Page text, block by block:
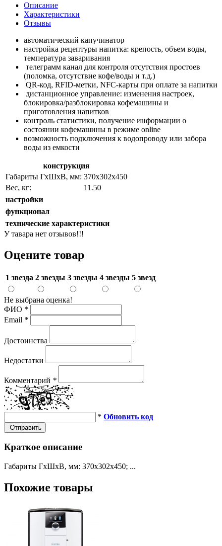
Описание
Характеристики
Отзывы
автоматический капучинатор
настройка рецептуры напитка: крепость, объем воды,
температура заваривания
телеграмм канал для контроля отсутствия простоев
(поломка, отсутствие кофе/воды и т.д.)
QR-код, RFID-метки, NFC-карты при оплате за напитки
дистанционное управление: изменения настроек,
блокировка/разблокировка кофемашины и
приготовления напитков
контроль статистики, получение информации о
состоянии кофемашины в режиме online
возможность подключения к водопроводу или забора
воды из емкости
конструкция
Габариты ГхШхВ, мм: 370х302х450
Вес, кг:
11.50
настройки
функционал
технические характеристики
У тавара нет отзывов!!!
Оцените товар
1 звезда 2 звезды 3 звезды 4 звезды 5 звезд
Не выбрана оценка!
ФИО *
Email *
Достоинства
Недостатки
Комментарий *
* Обновить код
Отправить
Краткое описание
Габариты ГхШхВ, мм: 370х302х450; ...
Похожие товары